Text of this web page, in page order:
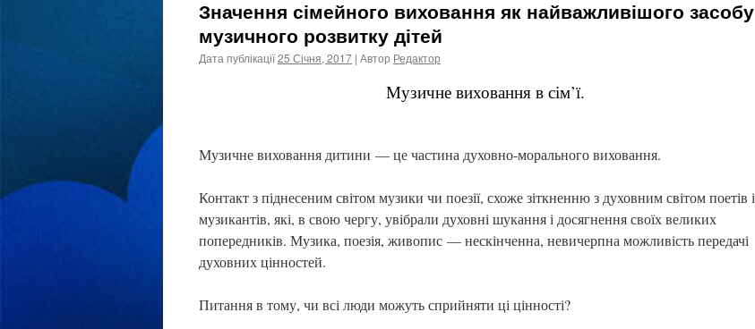
Значення сімейного виховання як найважливішого засобу
музичного розвитку дітей
Дата публікації25 Січня, 2017 | Автор Редактор
Музичне виховання в сім’ї.
Музичне виховання дитини — це частина духовно-морального виховання.
Контакт з піднесеним світом музики чи поезії, схоже зіткненню з духовним світом поетів і
музикантів, які, в свою чергу, увібрали духовні шукання і досягнення своїх великих
попередників. Музика, поезія, живопис — нескінченна, невичерпна можливість передачі
духовних цінностей.
Питання в тому, чи всі люди можуть сприйняти ці цінності?